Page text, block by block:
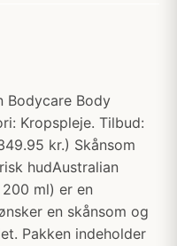
Bodycare Body
Kropspleje. Tilbud:
kr.) Skånsom
hudAustralian
ml) er en
en skånsom og
Pakken indeholder